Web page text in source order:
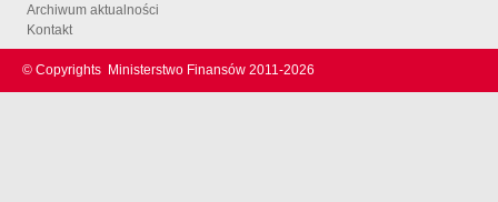
Archiwum aktualności
Kontakt
© Copyrights Ministerstwo Finansów 2011-2026